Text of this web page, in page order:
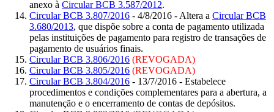
anexo à Circular BCB 3.587/2012.
Circular BCB 3.807/2016 - 4/8/2016 - Altera a Circular BCB
3.680/2013, que dispõe sobre a conta de pagamento utilizada
pelas instituições de pagamento para registro de transações de
pagamento de usuários finais.
Circular BCB 3.806/2016 (REVOGADA)
Circular BCB 3.805/2016 (REVOGADA)
Circular BCB 3.804/2016 - 13/7/2016 - Estabelece
procedimentos e condições complementares para a abertura, a
manutenção e o encerramento de contas de depósitos.